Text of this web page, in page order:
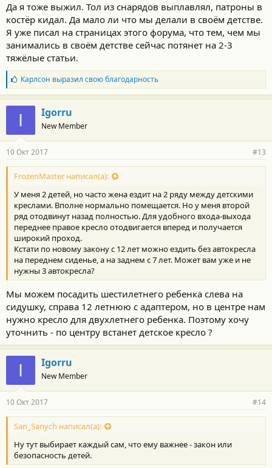
Да я тоже выжил. Тол из снарядов выплавлял, патроны в
костёр кидал. Да мало ли что мы делали в своём детстве.
Я уже писал на страницах этого форума, что тем, чем мы
занимались в своём детстве сейчас потянет на 2-3
тяжёлые статьи.
Б
л
а
г
о
д
а
н
о
с
и
:
Карлсон выразил свою благодарность
I Igorru
New Member
10 Окт 2017 #13
FrozenMaster написал(а):
У меня 2 детей, но часто жена ездит на 2 ряду между детскими
креслами. Вполне нормально помещается. Но у меня второй
ряд отодвинут назад полностью. Для удобного входа-выхода
переднее правое кресло отодвигается вперед и получается
широкий проход.
Кстати по новому закону с 12 лет можно ездить без автокресла
на переднем сиденье, а на заднем с 7 лет. Может вам уже и не
нужны 3 автокресла?
Мы можем посадить шестилетнего ребенка слева на
сидушку, справа 12 летнюю с адаптером, но в центре нам
нужно кресло для двухлетнего ребенка. Поэтому хочу
уточнить - по центру встанет детское кресло ?
I Igorru
New Member
10 Окт 2017 #14
San_Sanych написал(а):
Ну тут выбирает каждый сам, что ему важнее - закон или
безопасность детей.